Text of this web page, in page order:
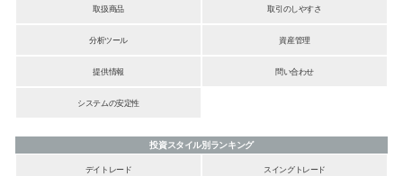
取扱商品 取引のしやすさ
分析ツール 資産管理
提供情報 問い合わせ
システムの安定性
投資スタイル別ランキング
デイトレード
スイングトレード